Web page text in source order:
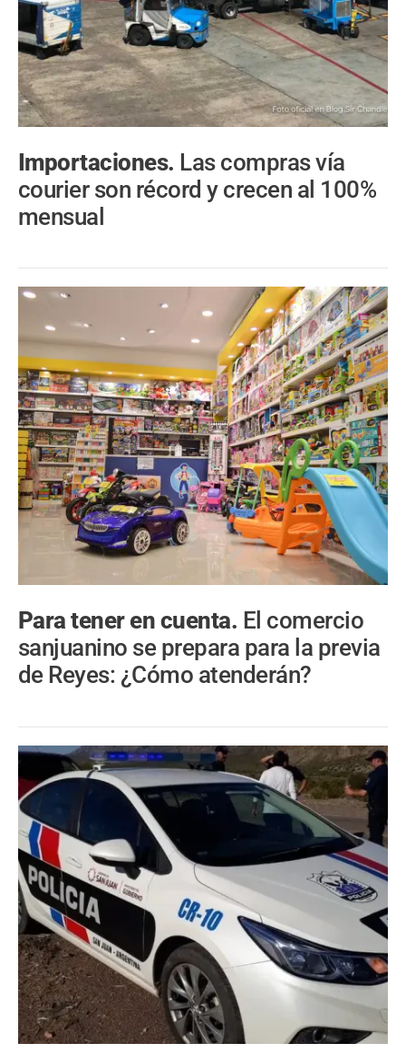
Importaciones. Las compras vía
courier son récord y crecen al 100%
mensual
Para tener en cuenta. El comercio
sanjuanino se prepara para la previa
de Reyes: ¿Cómo atenderán?